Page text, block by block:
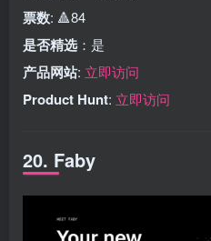
票数: 🔺84
是否精选 ：是
产品网站: 立即访问
Product Hunt: 立即访问
20. Faby